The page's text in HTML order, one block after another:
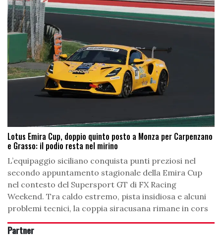
Lotus Emira Cup, doppio quinto posto a Monza per Carpenzano
e Grasso: il podio resta nel mirino
L’equipaggio siciliano conquista punti preziosi nel
secondo appuntamento stagionale della Emira Cup
nel contesto del Supersport GT di FX Racing
Weekend. Tra caldo estremo, pista insidiosa e alcuni
problemi tecnici, la coppia siracusana rimane in cors
Partner